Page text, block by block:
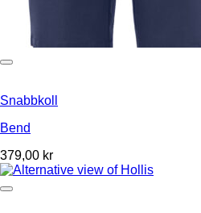
Snabbkoll
Bend
379,00 kr